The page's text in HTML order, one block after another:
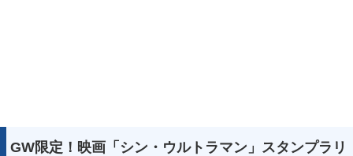
GW限定！映画「シン・ウルトラマン」スタンプラリ